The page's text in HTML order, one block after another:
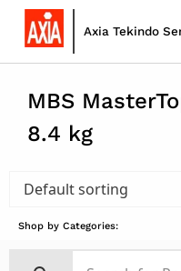
Axia Tekindo
MBS
8.4 kg
Shop by Categories: